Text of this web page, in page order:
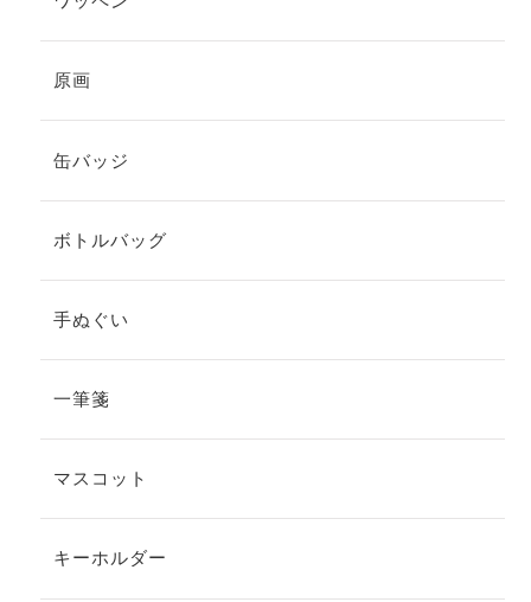
原画
缶バッジ
ボトルバッグ
手ぬぐい
一筆箋
マスコット
キーホルダー